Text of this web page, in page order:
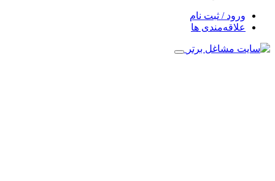
ورود / ثبت نام
علاقه‌مندی ها